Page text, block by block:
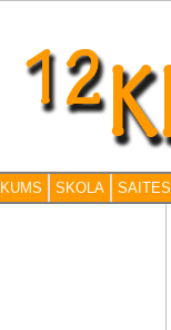
SKOLA SAITES